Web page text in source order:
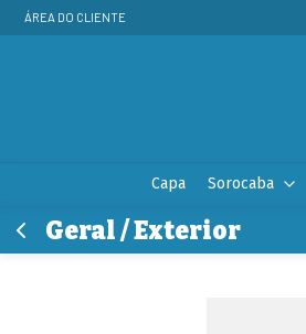
ÁREA DO CLIENTE
Capa Sorocaba
Geral / Exterior